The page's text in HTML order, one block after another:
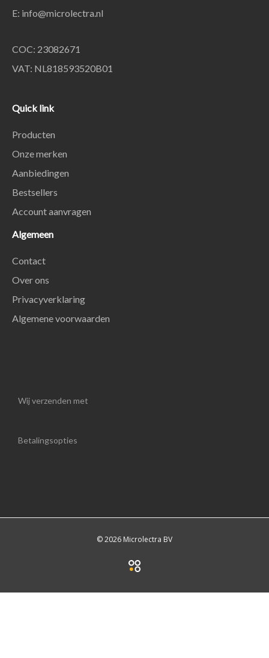
E: info@microlectra.nl
COC: 23082671
VAT: NL818593520B01
Quick link
Producten
Onze merken
Aanbiedingen
Bestsellers
Account aanvragen
Algemeen
Contact
Over ons
Privacyverklaring
Algemene voorwaarden
Wij verzenden met
Betalingsopties
© 2026 Microlectra BV